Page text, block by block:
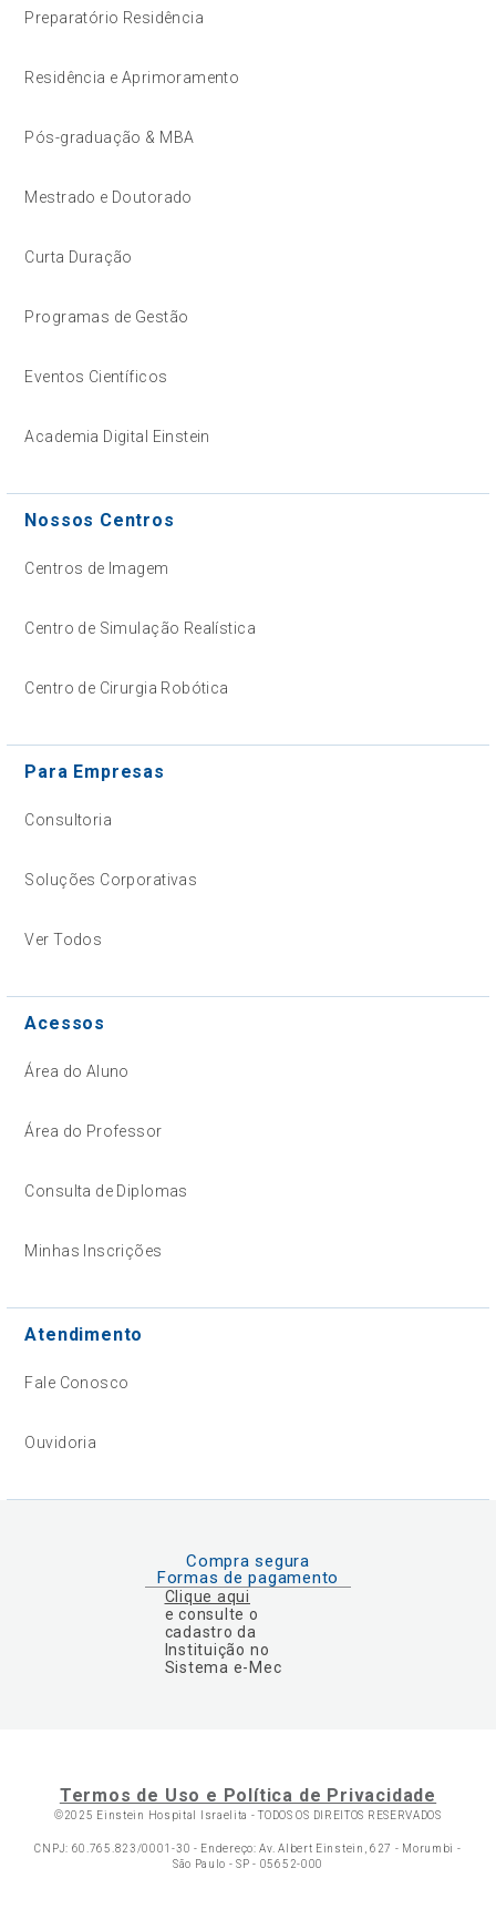
Preparatório Residência
Residência e Aprimoramento
Pós-graduação & MBA
Mestrado e Doutorado
Curta Duração
Programas de Gestão
Eventos Científicos
Academia Digital Einstein
Nossos Centros
Centros de Imagem
Centro de Simulação Realística
Centro de Cirurgia Robótica
Para Empresas
Consultoria
Soluções Corporativas
Ver Todos
Acessos
Área do Aluno
Área do Professor
Consulta de Diplomas
Minhas Inscrições
Atendimento
Fale Conosco
Ouvidoria
Compra segura
Formas de pagamento
Clique aqui
e consulte o
cadastro da
Instituição no
Sistema e-Mec
Termos de Uso e Política de Privacidade
©2025 Einstein Hospital Israelita -TODOS OS DIREITOS RESERVADOS
CNPJ: 60.765.823/0001-30 - Endereço: Av. Albert Einstein, 627 - Morumbi -
São Paulo - SP - 05652-000